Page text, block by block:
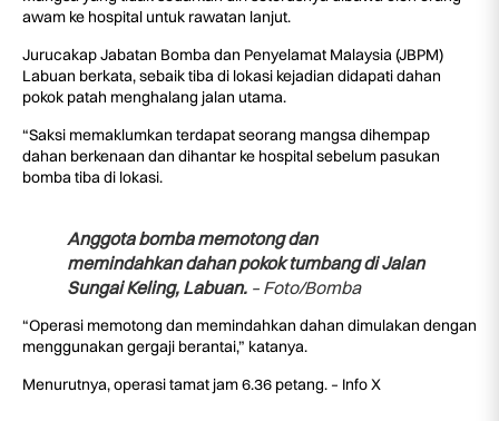
awam ke hospital untuk rawatan lanjut.
Jurucakap Jabatan Bomba dan Penyelamat Malaysia (JBPM)
Labuan berkata, sebaik tiba di lokasi kejadian didapati dahan
pokok patah menghalang jalan utama.
“Saksi memaklumkan terdapat seorang mangsa dihempap
dahan berkenaan dan dihantar ke hospital sebelum pasukan
bomba tiba di lokasi.
Anggota bomba memotong dan
memindahkan dahan pokok tumbang di Jalan
Sungai Keling, Labuan. – Foto/Bomba
“Operasi memotong dan memindahkan dahan dimulakan dengan
menggunakan gergaji berantai,” katanya.
Menurutnya, operasi tamat jam 6.36 petang. – Info X